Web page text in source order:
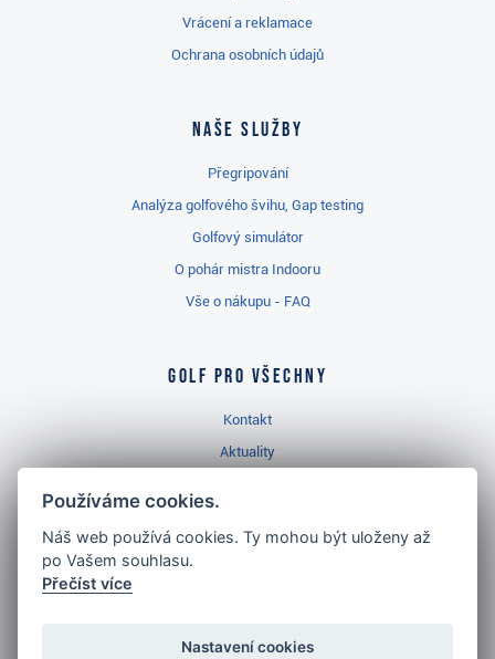
Vrácení a reklamace
Ochrana osobních údajů
Naše služby
Přegripování
Analýza golfového švihu, Gap testing
Golfový simulátor
O pohár mistra Indooru
Vše o nákupu - FAQ
Golf pro všechny
Kontakt
Aktuality
Golfový slovník
Používáme cookies.
Náš web používá cookies. Ty mohou být uloženy až
po Vašem souhlasu.
Přečíst více
Nastavení cookies